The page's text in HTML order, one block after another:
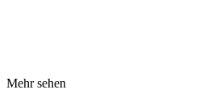
Mehr sehen